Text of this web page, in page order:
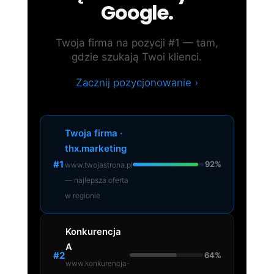
Google.
Twoja firma na pozycji #1 — tam,
gdzie szukają Twoi klienci.
Zacznij pozycjonowanie ›
#1
Twoja firma ·
thx.marketing
www.twojastrona.pl
— najlepsza oferta
w regionie
92%
#2
Konkurencja
A
www.konkurencja-
64%